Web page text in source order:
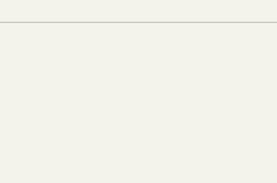
り変動する場合があります。
き画面にてご確認ください。